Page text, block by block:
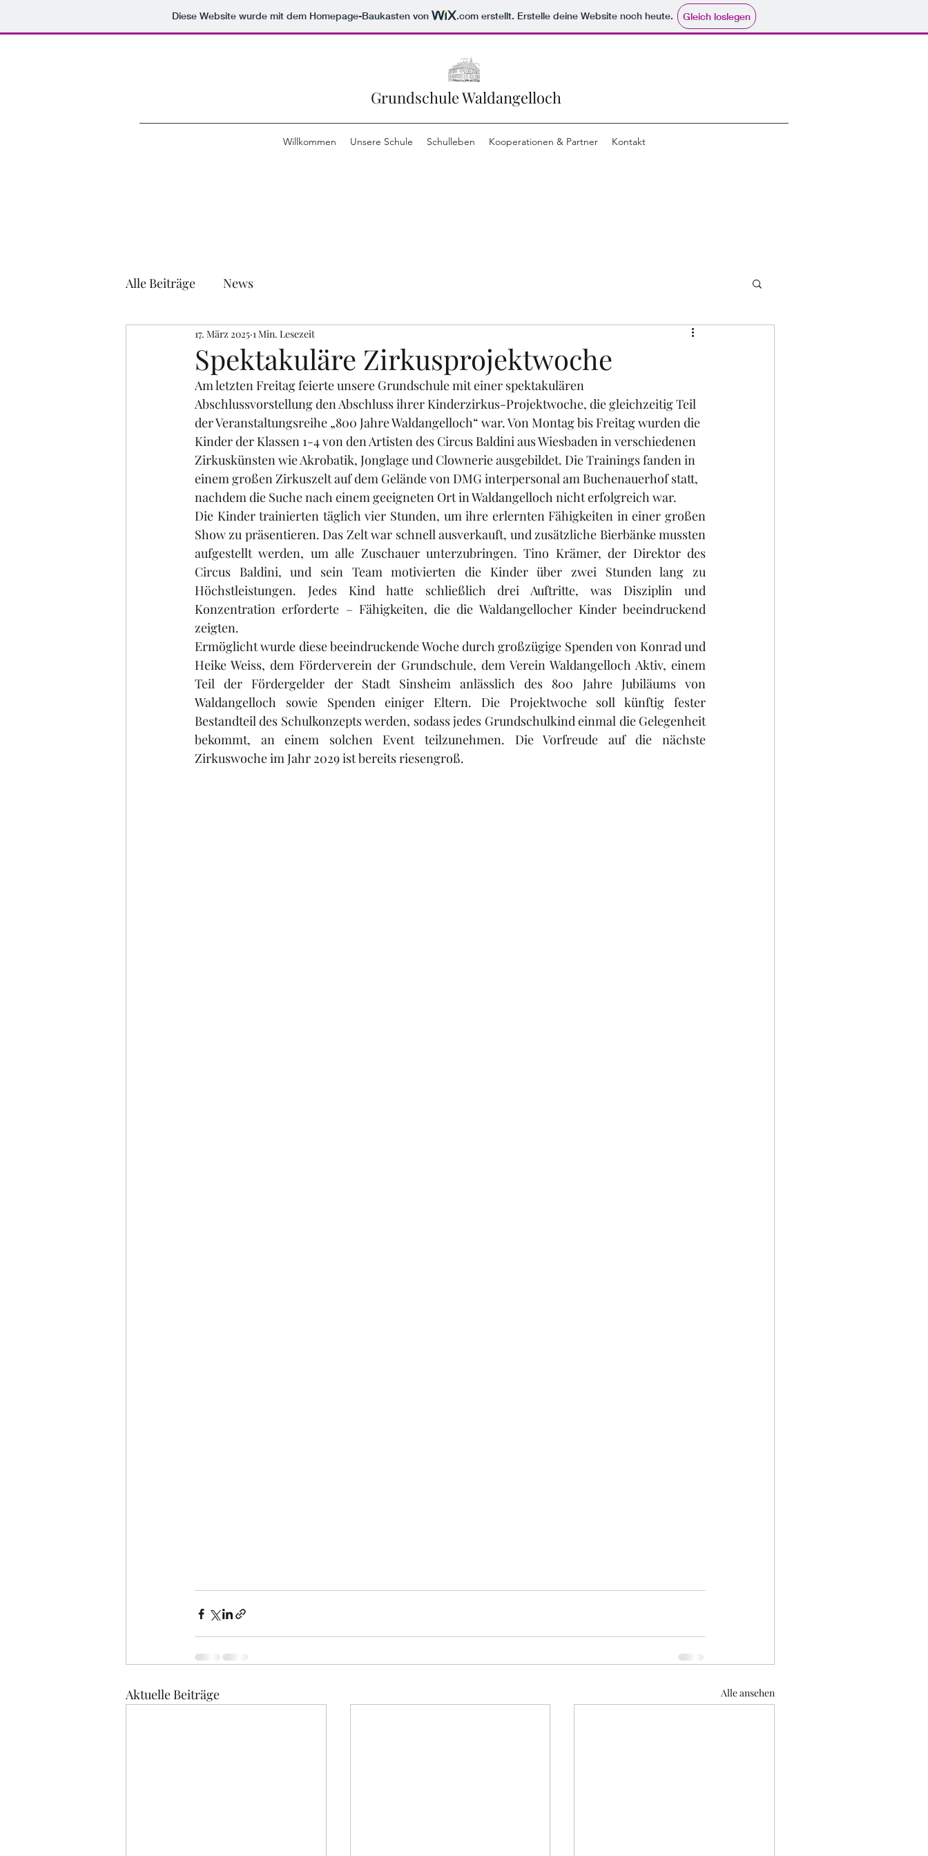
Diese Website wurde mit dem Homepage-Baukasten von .com erstellt. Erstelle deine Website noch heute. Gleich loslegen
Grundschule Waldangelloch
Willkommen Unsere Schule Schulleben Kooperationen & Partner Kontakt
Alle Beiträge News
Spektakuläre Zirkusprojektwoche
17. März 2025 1 Min. Lesezeit
Am letzten Freitag feierte unsere Grundschule mit einer spektakulären
Abschlussvorstellung den Abschluss ihrer Kinderzirkus-Projektwoche, die gleichzeitig Teil
der Veranstaltungsreihe „800 Jahre Waldangelloch“ war. Von Montag bis Freitag wurden die
Kinder der Klassen 1-4 von den Artisten des Circus Baldini aus Wiesbaden in verschiedenen
Zirkuskünsten wie Akrobatik, Jonglage und Clownerie ausgebildet. Die Trainings fanden in
einem großen Zirkuszelt auf dem Gelände von DMG interpersonal am Buchenauerhof statt,
nachdem die Suche nach einem geeigneten Ort in Waldangelloch nicht erfolgreich war.
Die Kinder trainierten täglich vier Stunden, um ihre erlernten Fähigkeiten in einer großen
Show zu präsentieren. Das Zelt war schnell ausverkauft, und zusätzliche Bierbänke mussten
aufgestellt werden, um alle Zuschauer unterzubringen. Tino Krämer, der Direktor des
Circus Baldini, und sein Team motivierten die Kinder über zwei Stunden lang zu
Höchstleistungen. Jedes Kind hatte schließlich drei Auftritte, was Disziplin und
Konzentration erforderte – Fähigkeiten, die die Waldangellocher Kinder beeindruckend
zeigten.
Ermöglicht wurde diese beeindruckende Woche durch großzügige Spenden von Konrad und
Heike Weiss, dem Förderverein der Grundschule, dem Verein Waldangelloch Aktiv, einem
Teil der Fördergelder der Stadt Sinsheim anlässlich des 800 Jahre Jubiläums von
Waldangelloch sowie Spenden einiger Eltern. Die Projektwoche soll künftig fester
Bestandteil des Schulkonzepts werden, sodass jedes Grundschulkind einmal die Gelegenheit
bekommt, an einem solchen Event teilzunehmen. Die Vorfreude auf die nächste
Zirkuswoche im Jahr 2029 ist bereits riesengroß.
Aktuelle Beiträge Alle ansehen